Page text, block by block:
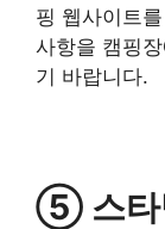
핑 웹사이트
사항을 캠핑
기 바랍니다.
⑤ 스타